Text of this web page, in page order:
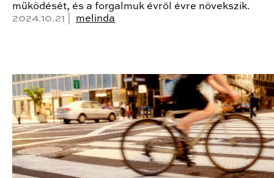
működését, és a forgalmuk évről évre növekszik.
2024.10.21 | melinda